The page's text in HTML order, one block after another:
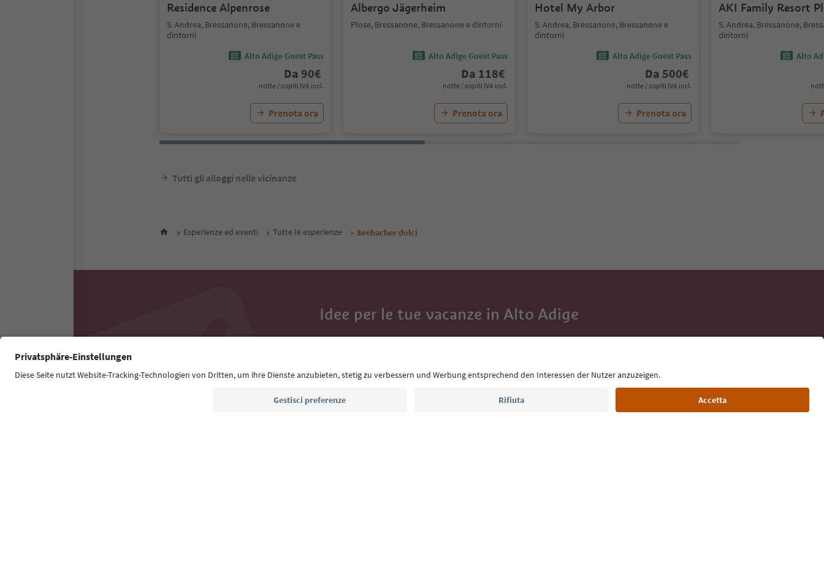
Residence Alpenrose
S. Andrea, Bressanone, Bressanone e
dintorni
Alto Adige Guest Pass
Da 90€
notte / ospiti IVA incl.
Prenota ora
Albergo Jägerheim
Plose, Bressanone, Bressanone e dintorni
Alto Adige Guest Pass
Da 118€
notte / ospiti IVA incl.
Prenota ora
Hotel My Arbor
S. Andrea, Bressanone, Bressanone e
dintorni
Alto Adige Guest Pass
Da 500€
notte / ospiti IVA incl.
Prenota ora
AKI Family Resort
S. Andrea, Bressanone,
dintorni
Alto
Tutti gli alloggi nelle vicinanze
Esperienze ed eventi Tutte le esperienze Seebacher dolci
Idee per le tue vacanze in Alto Adige
Con la newsletter dell’Alto Adige ricevi consigli per le tue vacanze,
Indirizzo e-mail*